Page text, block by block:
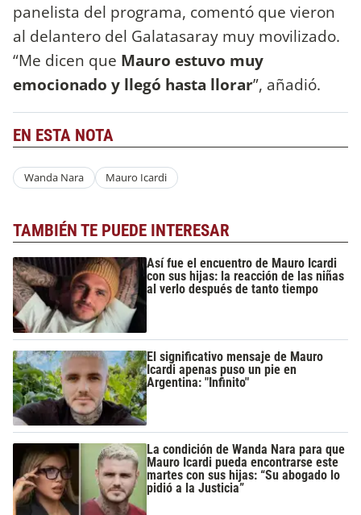
panelista del programa, comentó que vieron
al delantero del Galatasaray muy movilizado.
“Me dicen que Mauro estuvo muy
emocionado y llegó hasta llorar”, añadió.
EN ESTA NOTA
Wanda Nara Mauro Icardi
TAMBIÉN TE PUEDE INTERESAR
Así fue el encuentro de Mauro Icardi
con sus hijas: la reacción de las niñas
al verlo después de tanto tiempo
El significativo mensaje de Mauro
Icardi apenas puso un pie en
Argentina: "Infinito"
La condición de Wanda Nara para que
Mauro Icardi pueda encontrarse este
martes con sus hijas: “Su abogado lo
pidió a la Justicia”